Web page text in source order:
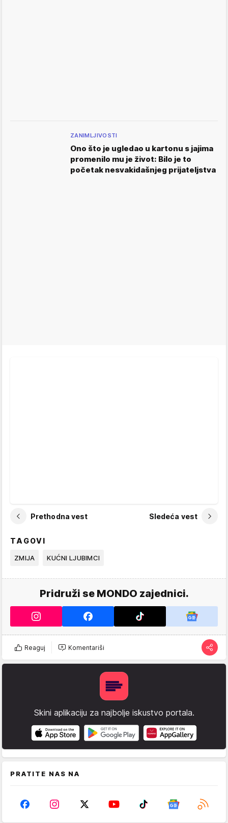
ZANIMLJIVOSTI
Ono što je ugledao u kartonu s jajima
promenilo mu je život: Bilo je to
početak nesvakidašnjeg prijateljstva
Prethodna vest Sledeća vest
TAGOVI
ZMIJA KUĆNI LJUBIMCI
Pridruži se MONDO zajednici.
Reaguj Komentariši
Skini aplikaciju za najbolje iskustvo portala.
PRATITE NAS NA